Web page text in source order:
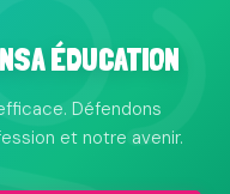
ÉDUCATION
Défendons
et notre avenir.